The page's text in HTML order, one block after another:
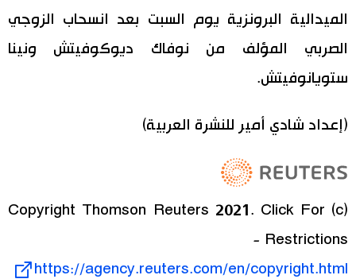
لايف ستايل
طوكيو
الميدالية البرونزية يوم السبت بعد انسحاب الزوجي
الصربي المؤلف من نوفاك ديوكوفيتش ونينا
ستويانوفيتش.
(إعداد شادي أمير للنشرة العربية)
(c) Copyright Thomson Reuters 2021. Click For
Restrictions -
https://agency.reuters.com/en/copyright.html